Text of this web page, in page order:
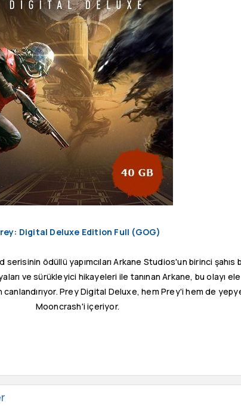
Digital Deluxe Edition Full (GOG)
ödüllü yapımcıları Arkane Studios'un birinci şahıs
ve sürükleyici hikayeleri ile tanınan Arkane, bu olayı
Prey Digital Deluxe, hem Prey'i hem de
Mooncrash'i içeriyor.